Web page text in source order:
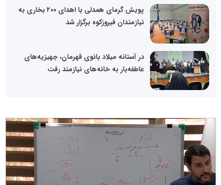
پویش گرمای همدلی با اهدای ۲۰۰ بخاری به
نیازمندان فیروزکوه برگزار شد
در آستانه میلاد بانوی قهرمان، جهیزیه‌های
عاطفه‌بار به خانه‌های نیازمند رفت